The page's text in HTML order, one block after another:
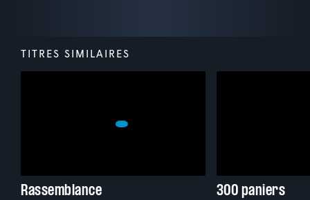
TITRES SIMILAIRES
Rassemblance 300 paniers